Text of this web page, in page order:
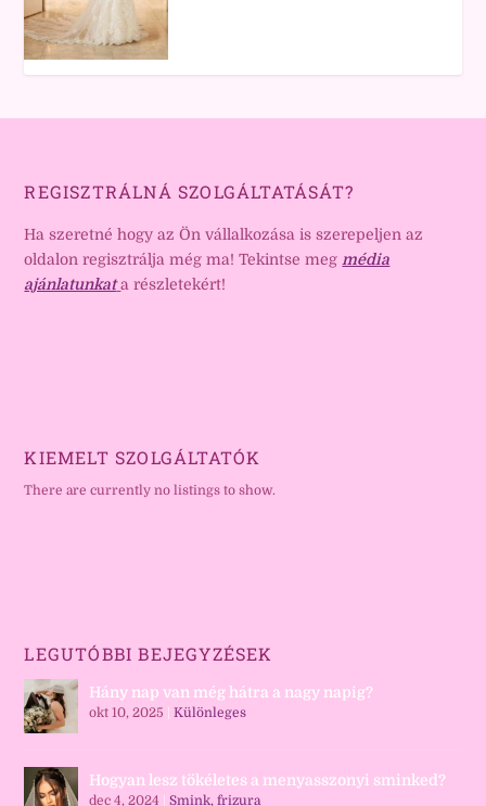
REGISZTRÁLNÁ SZOLGÁLTATÁSÁT?
Ha szeretné hogy az Ön vállalkozása is szerepeljen az
oldalon regisztrálja még ma! Tekintse meg média
ajánlatunkat a részletekért!
KIEMELT SZOLGÁLTATÓK
There are currently no listings to show.
LEGUTÓBBI BEJEGYZÉSEK
Hány nap van még hátra a nagy napig?
okt 10, 2025 |Különleges
Hogyan lesz tökéletes a menyasszonyi sminked?
dec 4, 2024 |Smink, frizura